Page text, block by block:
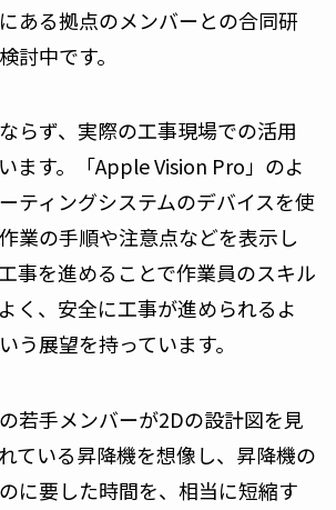
ある拠点のメンバーとの合同研
討中です。
らず、実際の工事現場での活用
ます。「Apple Vision Pro」のよ
ティングシステムのデバイスを使
業の手順や注意点などを表示し
事を進めることで作業員のスキル
く、安全に工事が進められるよ
う展望を持っています。
若手メンバーが2Dの設計図を見
ている昇降機を想像し、昇降機の
に要した時間を、相当に短縮す